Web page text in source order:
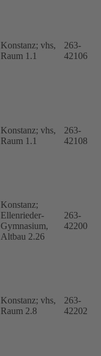
Konstanz; vhs,
Raum 1.1
263-
42106
Konstanz; vhs,
Raum 1.1
263-
42108
Konstanz;
Ellenrieder-
Gymnasium,
Altbau 2.26
263-
42200
Konstanz; vhs,
Raum 2.8
263-
42202